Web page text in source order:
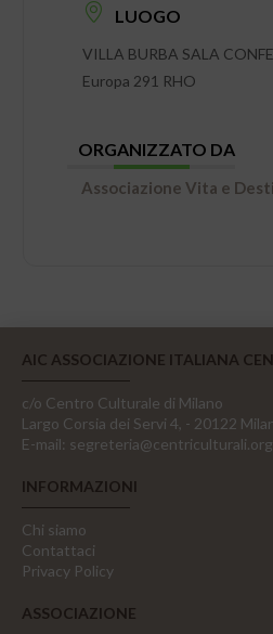
LUOGO
VILLA BURBA SALA
Europa 291 RHO
ORGANIZZATO DA
Associazione Vita e
AIC ASSOCIAZIONE ITALIANA
c/o Centro Culturale di Milano
Largo Corsia dei Servi 4, - 20122
E-mail: segreteria@centriculturali.org
INFORMAZIONI
Chi siamo
Contattaci
Privacy Policy
ASSOCIAZIONE